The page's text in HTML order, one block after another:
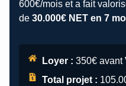
600€/mois et a fait
de 30.000€ NET en 7
Loyer : 350€ avant
Total projet :